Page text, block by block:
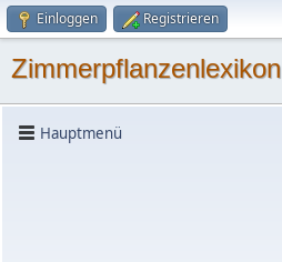
Einloggen Registrieren
Zimmerpflanzenlexikon
Hauptmenü